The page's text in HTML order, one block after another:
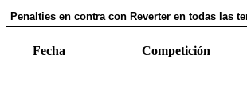
Penalties en contra con Reverter en todas las
Fecha Competición